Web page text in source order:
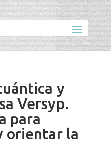
y
Versyp.
para
orientar la